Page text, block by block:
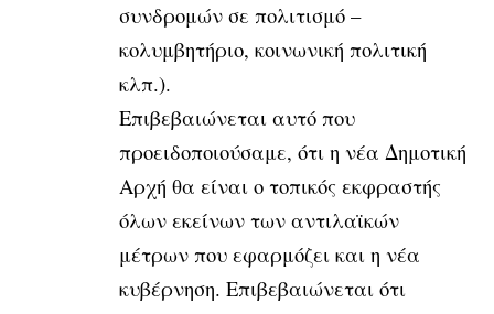
συνδρομών σε πολιτισμό –
κολυμβητήριο, κοινωνική πολιτική
κλπ.).
Επιβεβαιώνεται αυτό που
προειδοποιούσαμε, ότι η νέα Δημοτική
Αρχή θα είναι ο τοπικός εκφραστής
όλων εκείνων των αντιλαϊκών
μέτρων που εφαρμόζει και η νέα
κυβέρνηση. Επιβεβαιώνεται ότι